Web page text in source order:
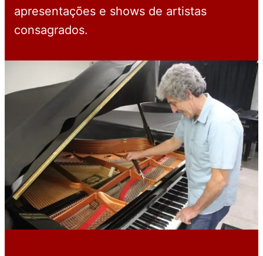
apresentações e shows de artistas
consagrados.